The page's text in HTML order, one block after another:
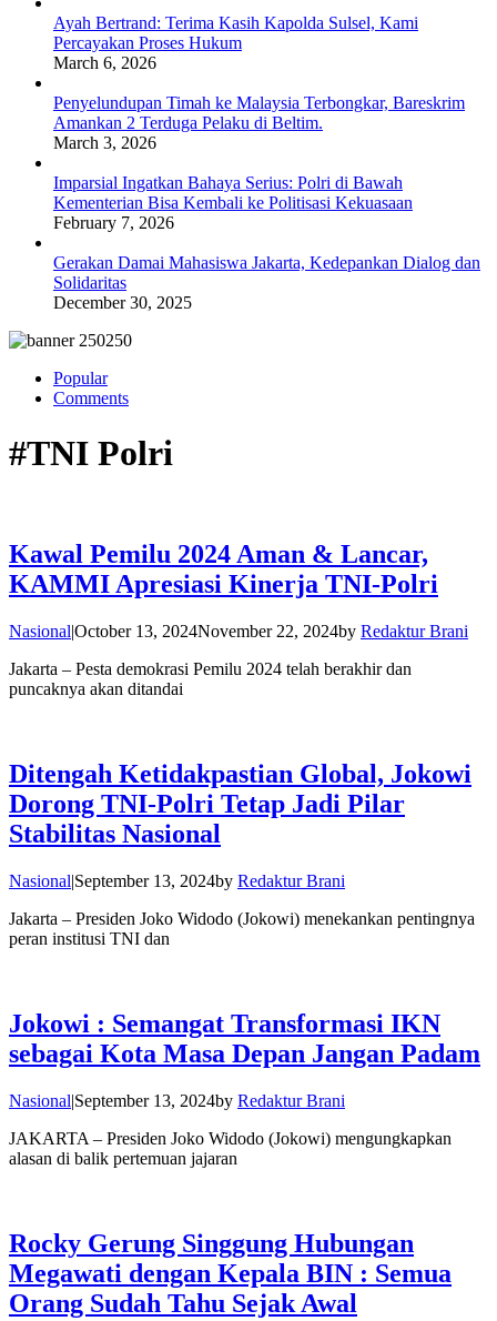
Ayah Bertrand: Terima Kasih Kapolda Sulsel, Kami
Percayakan Proses Hukum
March 6, 2026
Penyelundupan Timah ke Malaysia Terbongkar, Bareskrim
Amankan 2 Terduga Pelaku di Beltim.
March 3, 2026
Imparsial Ingatkan Bahaya Serius: Polri di Bawah
Kementerian Bisa Kembali ke Politisasi Kekuasaan
February 7, 2026
Gerakan Damai Mahasiswa Jakarta, Kedepankan Dialog dan
Solidaritas
December 30, 2025
Popular
Comments
#TNI Polri
Kawal Pemilu 2024 Aman & Lancar,
KAMMI Apresiasi Kinerja TNI-Polri
Nasional|October 13, 2024November 22, 2024by Redaktur Brani
Jakarta – Pesta demokrasi Pemilu 2024 telah berakhir dan
puncaknya akan ditandai
Ditengah Ketidakpastian Global, Jokowi
Dorong TNI-Polri Tetap Jadi Pilar
Stabilitas Nasional
Nasional|September 13, 2024by Redaktur Brani
Jakarta – Presiden Joko Widodo (Jokowi) menekankan pentingnya
peran institusi TNI dan
Jokowi : Semangat Transformasi IKN
sebagai Kota Masa Depan Jangan Padam
Nasional|September 13, 2024by Redaktur Brani
JAKARTA – Presiden Joko Widodo (Jokowi) mengungkapkan
alasan di balik pertemuan jajaran
Rocky Gerung Singgung Hubungan
Megawati dengan Kepala BIN : Semua
Orang Sudah Tahu Sejak Awal